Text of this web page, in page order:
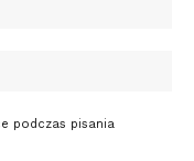
podczas pisania